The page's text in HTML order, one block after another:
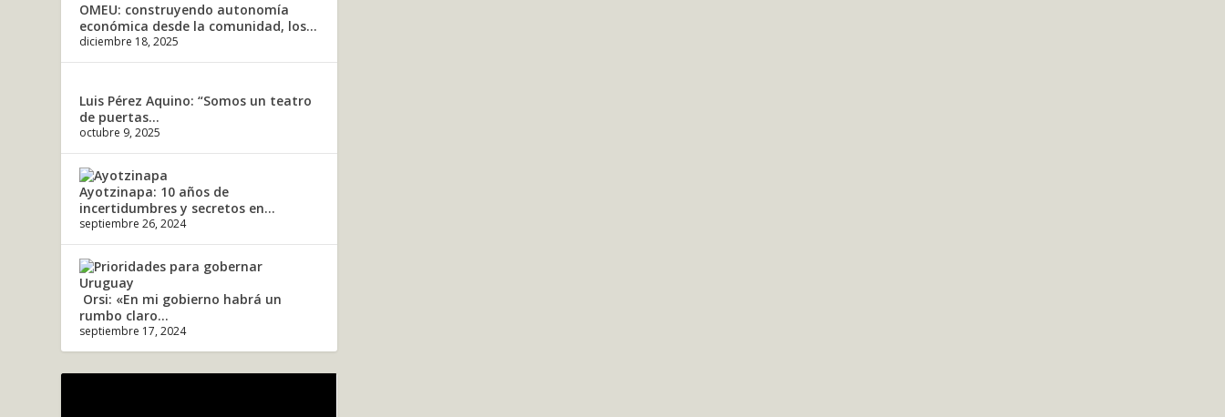
OMEU: construyendo autonomía
económica desde la comunidad, los...
diciembre 18, 2025
Luis Pérez Aquino: “Somos un teatro
de puertas...
octubre 9, 2025
Ayotzinapa: 10 años de
incertidumbres y secretos en...
septiembre 26, 2024
Orsi: «En mi gobierno habrá un
rumbo claro...
septiembre 17, 2024